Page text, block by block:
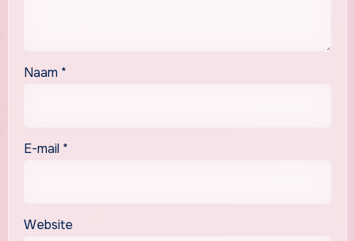
Naam *
E-mail *
Website